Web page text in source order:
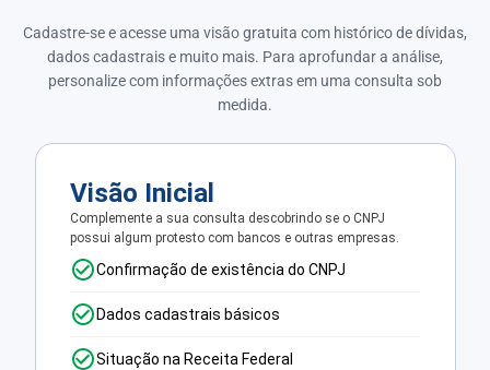
Cadastre-se e acesse uma visão gratuita com histórico de dívidas,
dados cadastrais e muito mais. Para aprofundar a análise,
personalize com informações extras em uma consulta sob
medida.
Visão Inicial
Complemente a sua consulta descobrindo se o CNPJ
possui algum protesto com bancos e outras empresas.
Confirmação de existência do CNPJ
Dados cadastrais básicos
Situação na Receita Federal